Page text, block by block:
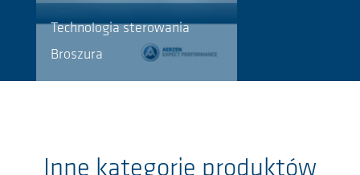
Technologia sterowania
Broszura
Inne kategorie produktów